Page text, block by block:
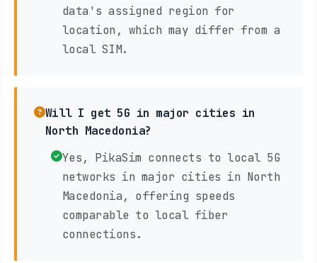
data's assigned region for
location, which may differ from a
local SIM.
Will I get 5G in major cities in
North Macedonia?
Yes, PikaSim connects to local 5G
networks in major cities in North
Macedonia, offering speeds
comparable to local fiber
connections.